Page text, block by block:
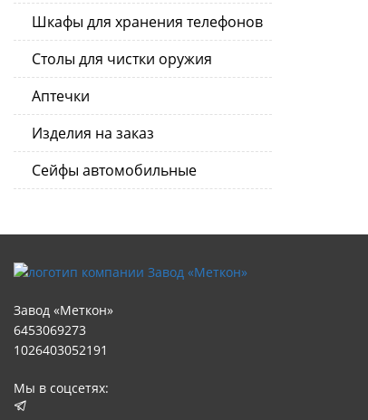
Шкафы для хранения телефонов
Столы для чистки оружия
Аптечки
Изделия на заказ
Сейфы автомобильные
Завод «Меткон»
6453069273
1026403052191
Мы в соцсетях: